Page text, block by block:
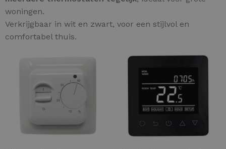
woningen.
Verkrijgbaar in wit en zwart, voor een stijlvol en
comfortabel thuis.